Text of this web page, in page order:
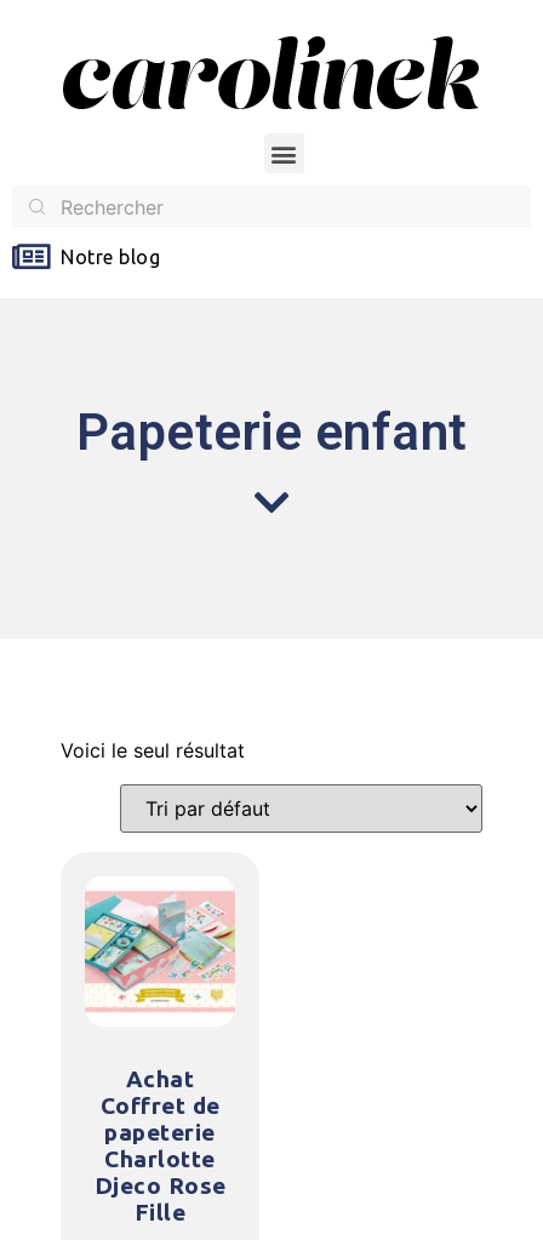
Notre blog
Papeterie enfant
Voici le seul résultat
Achat
Coffret de
papeterie
Charlotte
Djeco Rose
Fille